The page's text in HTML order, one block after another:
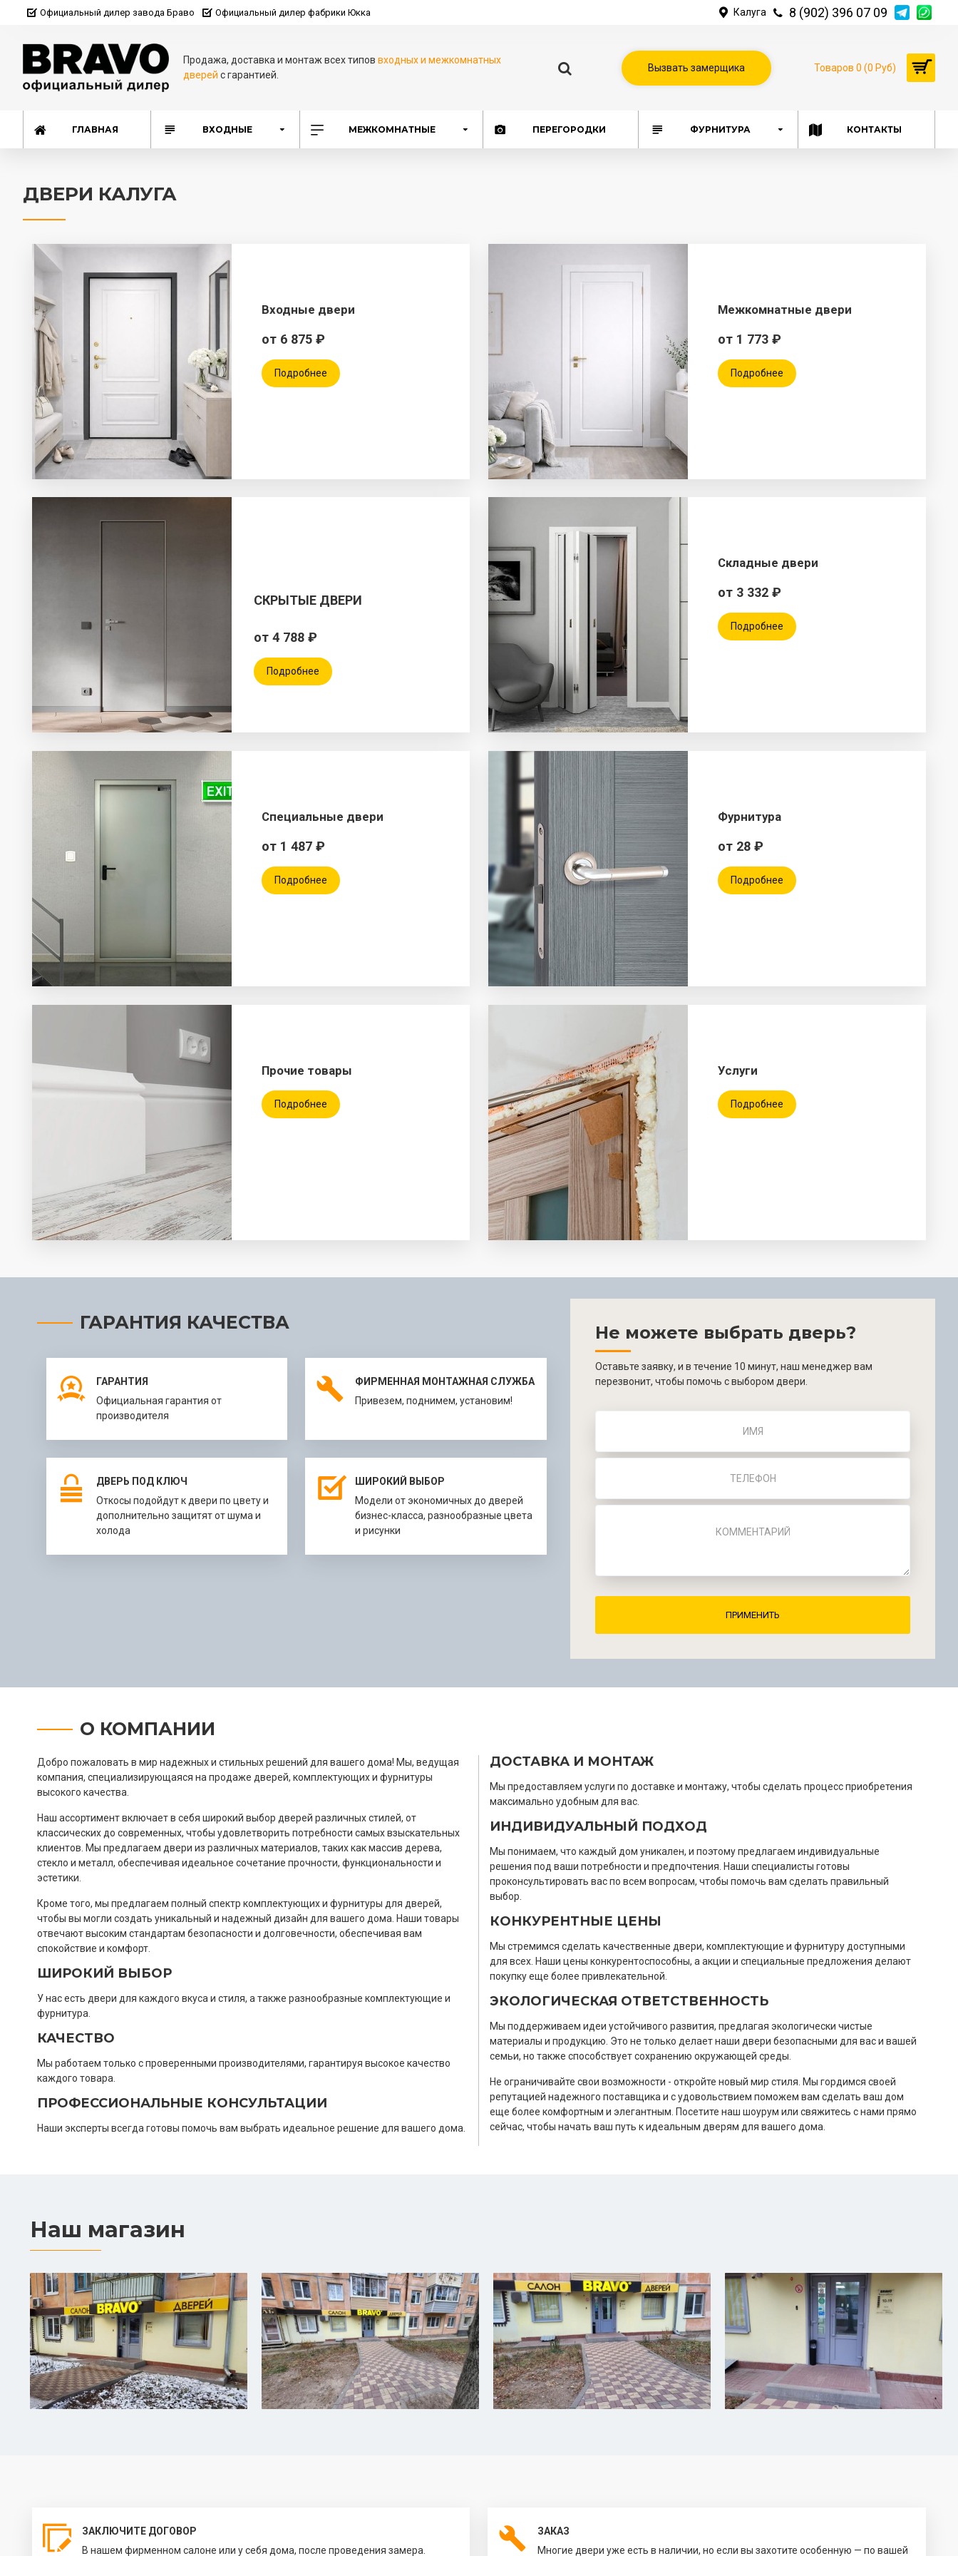
Официальный дилер завода Браво Официальный дилер фабрики Юкка Калуга 8 (902) 396 07 09
Продажа, доставка и монтаж всех типоввходных и межкомнатных
дверей с гарантией.
Вызвать замерщика Товаров 0 (0 Руб)
ГЛАВНАЯ ВХОДНЫЕ МЕЖКОМНАТНЫЕ ПЕРЕГОРОДКИ ФУРНИТУРА КОНТАКТЫ
ДВЕРИ КАЛУГА
Входные двери
от 6 875 ₽
Подробнее
Межкомнатные двери
от 1 773 ₽
Подробнее
СКРЫТЫЕ ДВЕРИ
от 4 788 ₽
Подробнее
Складные двери
от 3 332 ₽
Подробнее
Специальные двери
от 1 487 ₽
Подробнее
Фурнитура
от 28 ₽
Подробнее
Прочие товары
Подробнее
Услуги
Подробнее
ГАРАНТИЯ КАЧЕСТВА
ГАРАНТИЯ
Официальная гарантия от
производителя
ФИРМЕННАЯ МОНТАЖНАЯ СЛУЖБА
Привезем, поднимем, установим!
ДВЕРЬ ПОД КЛЮЧ
Откосы подойдут к двери по цвету и
дополнительно защитят от шума и
холода
ШИРОКИЙ ВЫБОР
Модели от экономич­ных до дверей
биз­нес-класса, разнообраз­ные цвета
и рисунки
Не можете выбрать дверь?
Оставьте заявку, и в течение 10 минут, наш менеджер вам
перезвонит, чтобы помочь с выбором двери.
ПРИМЕНИТЬ
О КОМПАНИИ
Добро пожаловать в мир надежных и стильных решений для вашего дома! Мы, ведущая
компания, специализирующаяся на продаже дверей, комплектующих и фурнитуры
высокого качества.
Наш ассортимент включает в себя широкий выбор дверей различных стилей, от
классических до современных, чтобы удовлетворить потребности самых взыскательных
клиентов. Мы предлагаем двери из различных материалов, таких как массив дерева,
стекло и металл, обеспечивая идеальное сочетание прочности, функциональности и
эстетики.
Кроме того, мы предлагаем полный спектр комплектующих и фурнитуры для дверей,
чтобы вы могли создать уникальный и надежный дизайн для вашего дома. Наши товары
отвечают высоким стандартам безопасности и долговечности, обеспечивая вам
спокойствие и комфорт.
ШИРОКИЙ ВЫБОР
У нас есть двери для каждого вкуса и стиля, а также разнообразные комплектующие и
фурнитура.
КАЧЕСТВО
Мы работаем только с проверенными производителями, гарантируя высокое качество
каждого товара.
ПРОФЕССИОНАЛЬНЫЕ КОНСУЛЬТАЦИИ
Наши эксперты всегда готовы помочь вам выбрать идеальное решение для вашего дома.
ДОСТАВКА И МОНТАЖ
Мы предоставляем услуги по доставке и монтажу, чтобы сделать процесс приобретения
максимально удобным для вас.
ИНДИВИДУАЛЬНЫЙ ПОДХОД
Мы понимаем, что каждый дом уникален, и поэтому предлагаем индивидуальные
решения под ваши потребности и предпочтения. Наши специалисты готовы
проконсультировать вас по всем вопросам, чтобы помочь вам сделать правильный
выбор.
КОНКУРЕНТНЫЕ ЦЕНЫ
Мы стремимся сделать качественные двери, комплектующие и фурнитуру доступными
для всех. Наши цены конкурентоспособны, а акции и специальные предложения делают
покупку еще более привлекательной.
ЭКОЛОГИЧЕСКАЯ ОТВЕТСТВЕННОСТЬ
Мы поддерживаем идеи устойчивого развития, предлагая экологически чистые
материалы и продукцию. Это не только делает наши двери безопасными для вас и вашей
семьи, но также способствует сохранению окружающей среды.
Не ограничивайте свои возможности - откройте новый мир стиля. Мы гордимся своей
репутацией надежного поставщика и с удовольствием поможем вам сделать ваш дом
еще более комфортным и элегантным. Посетите наш шоурум или свяжитесь с нами прямо
сейчас, чтобы начать ваш путь к идеальным дверям для вашего дома.
Наш магазин
ЗАКЛЮЧИТЕ ДОГОВОР
В нашем фирменном салоне или у себя дома, после проведения замера.
ЗАКАЗ
Многие двери уже есть в наличии, но если вы захотите особенную — по вашей